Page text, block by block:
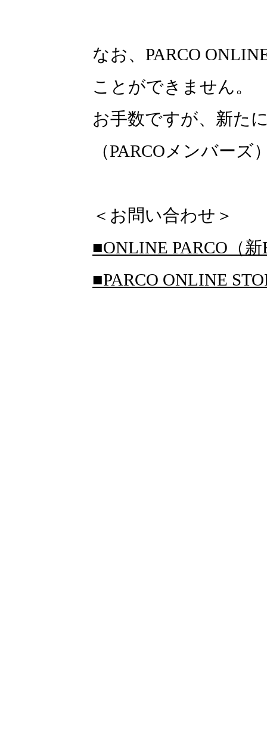
なお、PARCO
ことができません。
お手数ですが、新た
（PARCOメンバー
＜お問い合わせ＞
■ONLINE PARCO（新
■PARCO ONLINE